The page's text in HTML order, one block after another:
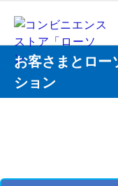
お客さまとロー
ション